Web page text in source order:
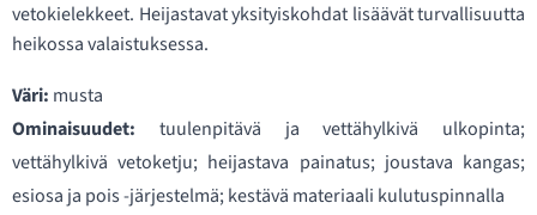
vetokielekkeet. Heijastavat yksityiskohdat lisäävät turvallisuutta
heikossa valaistuksessa.
Väri: musta
Ominaisuudet: tuulenpitävä ja vettähylkivä ulkopinta;
vettähylkivä vetoketju; heijastava painatus; joustava kangas;
esiosa ja pois -järjestelmä; kestävä materiaali kulutuspinnalla